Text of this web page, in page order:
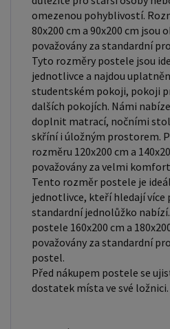
spánku, vaší tělesné
zdravotní problémy, které můžete
rošt ZDARMA: Laťkový rošt je
kteří hledají kvalitní, pohodlný
podklad pod matraci.
dřevěných lišt, které jsou
poskytuje dobrou podporu
odvádění vlhkosti. Rošt
příčkami, které jsou spojeny
jsou z masivu borovice.
cca 11 cm. Zpracování - lakovaná postel: Lakované
postele jsou oblíbené pro
odolnost. Lakovaný povrch je
čistí a je odolný vůči
Máte zájem o velkoobchodní
omezenou pohyblivostí.
80x200 cm a 90x200 cm jsou
považovány za standardní
Tyto rozměry postele jsou
jednotlivce a najdou
studentském pokoji, pokoji
dalších pokojích. Námi
doplnit matrací, nočními
skříní i úložným prostorem.
rozměru 120x200 cm a
považovány za velmi
Tento rozměr postele je
jednotlivce, kteří hledají více
standardní jednolůžko
postele 160x200 cm a
považovány za standardní
postel.
Před nákupem postele se
dostatek místa ve své ložnici.